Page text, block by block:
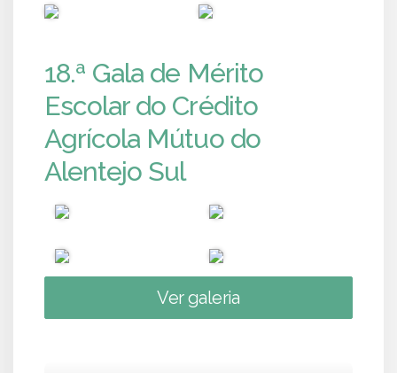
18.ª Gala de Mérito
Escolar do Crédito
Agrícola Mútuo do
Alentejo Sul
Ver galeria